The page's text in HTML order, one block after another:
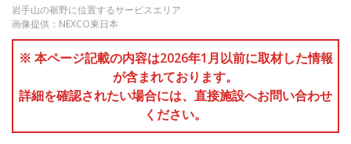
岩手山の裾野に位置するサービスエリア
画像提供：NEXCO東日本
※ 本ページ記載の内容は2026年1月以前に取材した情報
が含まれております。
詳細を確認されたい場合には、直接施設へお問い合わせ
ください。